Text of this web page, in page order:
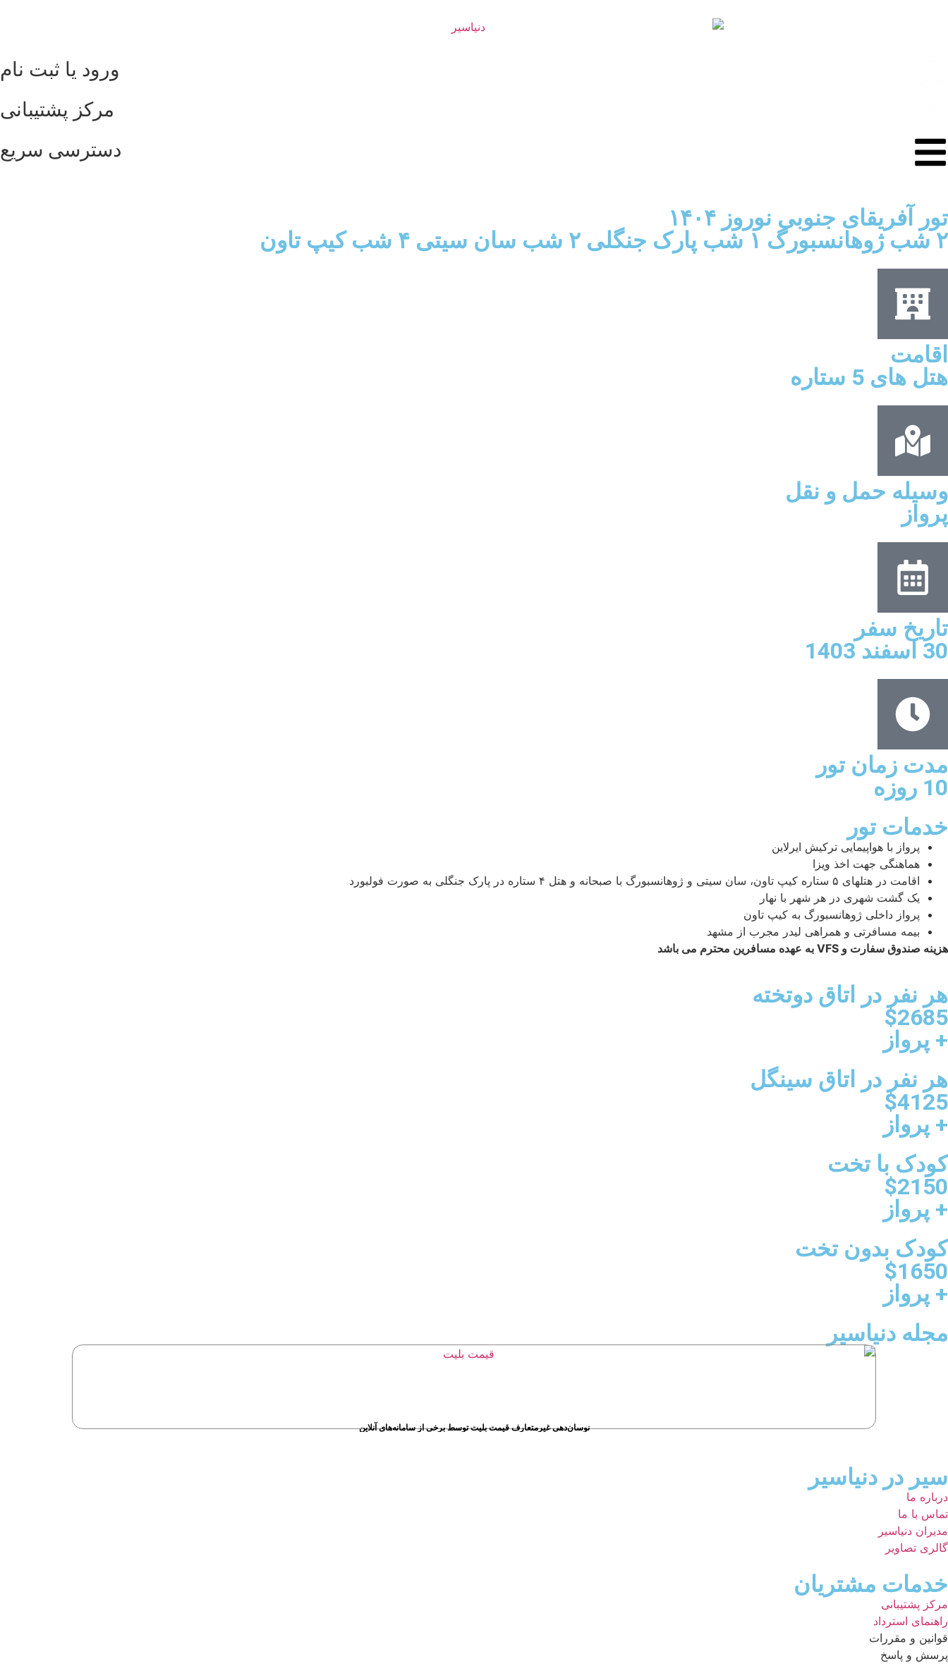
ورود یا ثبت نام
مرکز پشتیبانی
دسترسی سریع
تور آفریقای جنوبی نوروز ۱۴۰۴
۲ شب ژوهانسبورگ ۱ شب پارک جنگلی ۲ شب سان سیتی ۴ شب کیپ تاون
اقامت
هتل های 5 ستاره
وسیله حمل و نقل
پرواز
تاریخ سفر
30 اسفند 1403
مدت زمان تور
10 روزه
خدمات تور
پرواز با هواپیمایی ترکیش ایرلاین
هماهنگی جهت اخذ ویزا
اقامت در هتلهای ۵ ستاره کیپ تاون، سان سیتی و ژوهانسبورگ با صبحانه و هتل ۴ ستاره در پارک جنگلی به صورت فولبورد
یک گشت شهری در هر شهر با نهار
پرواز داخلی ژوهانسبورگ به کیپ تاون
بیمه مسافرتی و همراهی لیدر مجرب از مشهد
هزینه صندوق سفارت و VFS به عهده مسافرین محترم می باشد
هر نفر در اتاق دوتخته
$2685
+ پرواز
هر نفر در اتاق سینگل
$4125
+ پرواز
کودک با تخت
$2150
+ پرواز
کودک بدون تخت
$1650
+ پرواز
مجله دنیاسیر
نوسان‌دهی غیرمتعارف قیمت‌ بلیت‌ توسط برخی از سامانه‌های آنلاین
سیر در دنیاسیر
درباره ما
تماس با ما
مدیران دنیاسیر
گالری تصاویر
خدمات مشتریان
مرکز پشتیبانی
راهنمای استرداد
قوانین و مقررات
پرسش و پاسخ